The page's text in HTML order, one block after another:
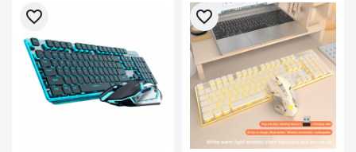
favorite_border favorite_border